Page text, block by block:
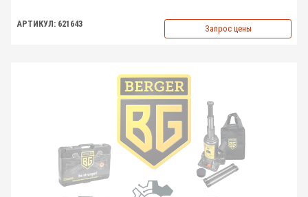
АРТИКУЛ: 621643 Запрос цены